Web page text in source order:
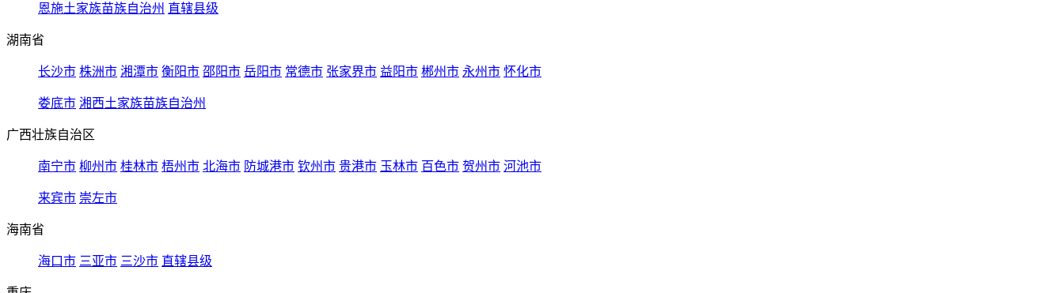
恩施土家族苗族自治州 直辖县级
湖南省
长沙市 株洲市 湘潭市 衡阳市 邵阳市 岳阳市 常德市 张家界市 益阳市 郴州市 永州市 怀化市
娄底市 湘西土家族苗族自治州
广西壮族自治区
南宁市 柳州市 桂林市 梧州市 北海市 防城港市 钦州市 贵港市 玉林市 百色市 贺州市 河池市
来宾市 崇左市
海南省
海口市 三亚市 三沙市 直辖县级